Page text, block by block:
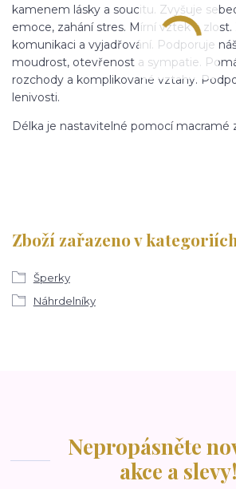
kamenem lásky a soucitu. Zvyšuje
emoce, zahání stres. Mírní vztek a zlost.
komunikaci a vyjadřování. Podporuje
moudrost, otevřenost a sympatie.
rozchody a komplikované vztahy.
lenivosti.
Délka je nastavitelné pomocí macramé
Zboží zařazeno v
Šperky
Náhrdelníky
Nepropásněte
akce a slevy!